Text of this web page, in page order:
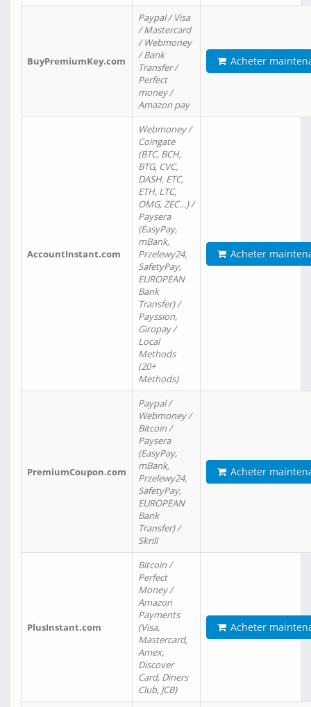
BuyPremiumKey.com
Paypal / Visa
/ Mastercard
/ Webmoney
/ Bank
Transfer /
Perfect
money /
Amazon pay
Acheter
AccountInstant.com
Webmoney /
Coingate
(BTC, BCH,
BTG, CVC,
DASH, ETC,
ETH, LTC,
OMG, ZEC…) /
Paysera
(EasyPay,
mBank,
Przelewy24,
SafetyPay,
EUROPEAN
Bank
Transfer) /
Payssion,
Giropay /
Local
Methods
(20+
Methods)
Acheter
PremiumCoupon.com
Paypal /
Webmoney /
Bitcoin /
Paysera
(EasyPay,
mBank,
Przelewy24,
SafetyPay,
EUROPEAN
Bank
Transfer) /
Skrill
Acheter
PlusInstant.com
Bitcoin /
Perfect
Money /
Amazon
Payments
(Visa,
Mastercard,
Amex,
Discover
Card, Diners
Club, JCB)
Acheter